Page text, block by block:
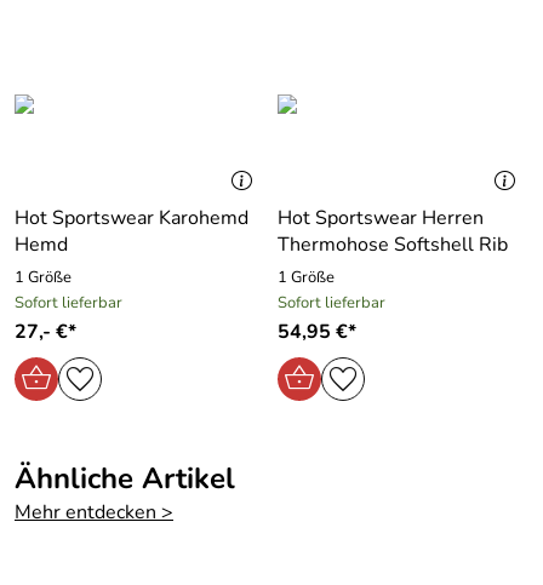
Hot Sportswear Karohemd
Hemd
1 Größe
Sofort lieferbar
27,- €*
Hot Sportswear Herren
Thermohose Softshell Rib
1 Größe
Sofort lieferbar
54,95 €*
Ähnliche Artikel
Mehr entdecken >